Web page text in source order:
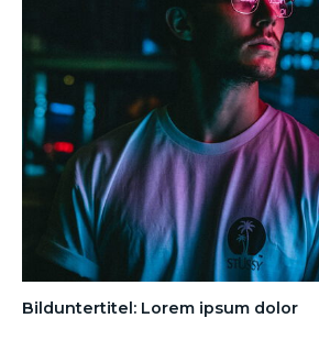
Bilduntertitel: Lorem ipsum dolor